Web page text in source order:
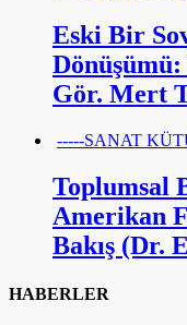
Eski Bir
Gör. Mert
-----SANAT
Toplumsal
Amerikan
Bakış (Dr.
HABERLER